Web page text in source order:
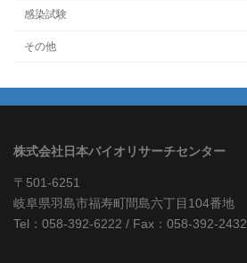
感染試験
その他
株式会社日本バイオリサーチセンター
〒501-6251
岐阜県羽島市福寿町間島六丁目104番地
Tel：058-392-6222 / Fax：058-392-2432